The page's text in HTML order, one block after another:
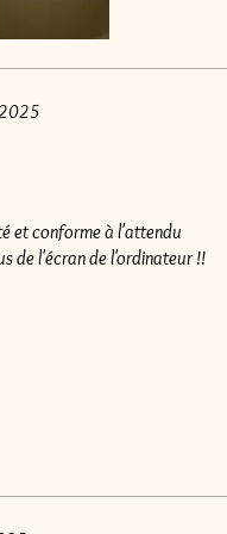
et conforme à l'attendu
de l'écran de l'ordinateur !!